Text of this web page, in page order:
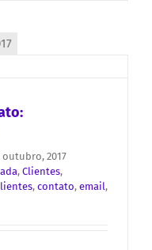
outubro, 2017
, Clientes,
, contato, email,